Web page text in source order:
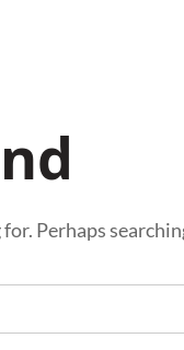
Perhaps